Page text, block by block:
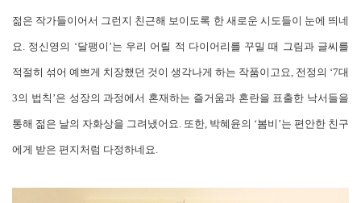
젊은 작가들이어서 그런지 친근해 보이도록 한 새로운 시도들이 눈에 띄네
요. 정신영의 ‘달팽이’는 우리 어릴 적 다이어리를 꾸밀 때 그림과 글씨를
적절히 섞어 예쁘게 치장했던 것이 생각나게 하는 작품이고요, 전정의 ‘7대
3의 법칙’은 성장의 과정에서 혼재하는 즐거움과 혼란을 표출한 낙서들을
통해 젊은 날의 자화상을 그려냈어요. 또한, 박혜윤의 ‘봄비’는 편안한 친구
에게 받은 편지처럼 다정하네요.